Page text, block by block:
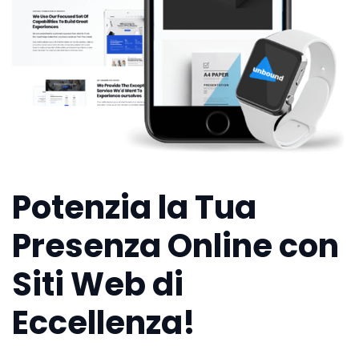
Potenzia la Tua
Presenza Online con
Siti Web di
Eccellenza!